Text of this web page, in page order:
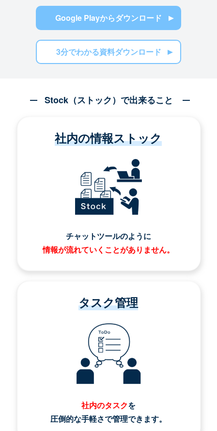
Google Playからダウンロード
3分でわかる資料ダウンロード
Stock（ストック）で出来ること
社内の情報ストック
チャットツールのように
情報が流れていくことがありません。
タスク管理
社内のタスクを
圧倒的な手軽さで管理できます。